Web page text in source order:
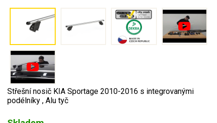
Střešní nosič KIA Sportage 2010-2016 s integrovanými
podélníky , Alu tyč